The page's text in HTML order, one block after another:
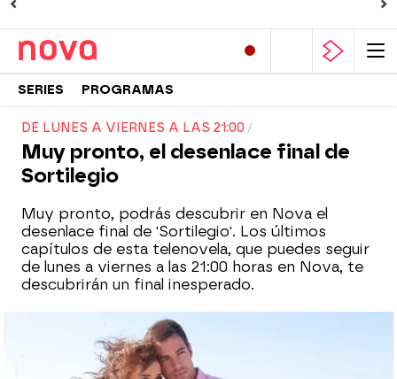
SERIES PROGRAMAS
DE LUNES A VIERNES A LAS 21:00
Muy pronto, el desenlace final de
Sortilegio
Muy pronto, podrás descubrir en Nova el
desenlace final de 'Sortilegio'. Los últimos
capítulos de esta telenovela, que puedes seguir
de lunes a viernes a las 21:00 horas en Nova, te
descubrirán un final inesperado.